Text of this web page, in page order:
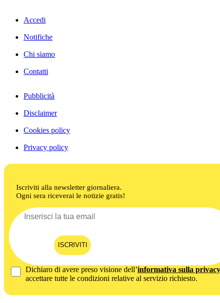
Accedi
Notifiche
Chi siamo
Contatti
Pubblicità
Disclaimer
Cookies policy
Privacy policy
Iscriviti alla newsletter giornaliera.
Ogni sera riceverai le notizie gratis!
ISCRIVITI
Dichiaro di avere preso visione dell’informativa sulla privacy
accettare tutte le condizioni relative al servizio richiesto.